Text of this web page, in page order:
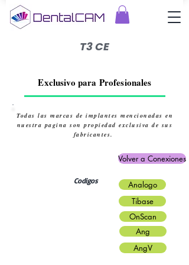
T3 CE
Exclusivo para Profesionales
Todas las marcas de implantes mencionadas en
nuestra pagina son propiedad exclusiva de sus
fabricantes.
Volver a Conexiones
Codigos
Analogo
Tibase
OnScan
Ang
AngV